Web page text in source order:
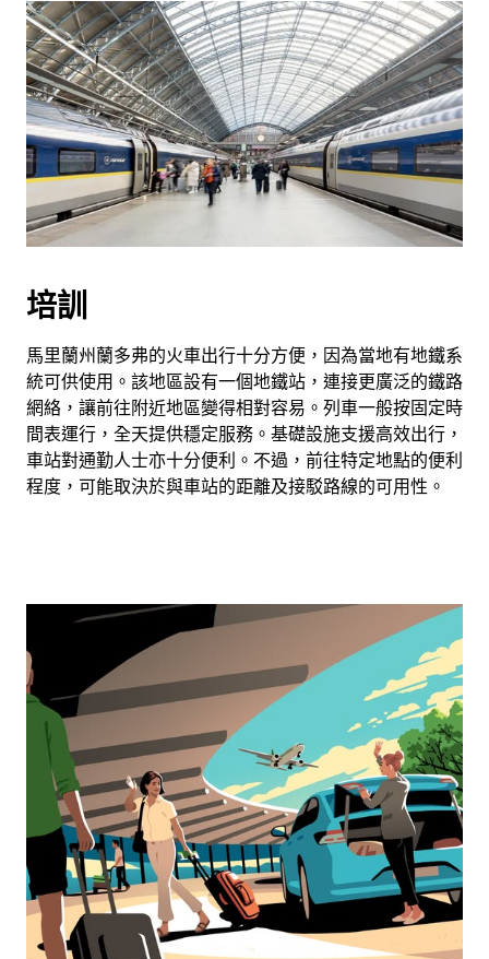
培訓
馬里蘭州蘭多弗的火車出行十分方便，因為當地有地鐵系
統可供使用。該地區設有一個地鐵站，連接更廣泛的鐵路
網絡，讓前往附近地區變得相對容易。列車一般按固定時
間表運行，全天提供穩定服務。基礎設施支援高效出行，
車站對通勤人士亦十分便利。不過，前往特定地點的便利
程度，可能取決於與車站的距離及接駁路線的可用性。